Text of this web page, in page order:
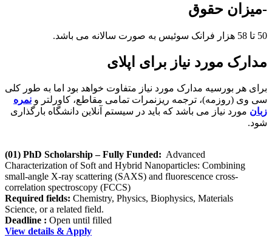
-میزان حقوق
50 تا 58 هزار فرانک سوئیس به صورت سالانه می باشد.
مدارک مورد نیاز برای اپلای
برای هر بورسیه مدارک مورد نیاز متفاوت خواهد بود اما به طور کلی
سی وی (روزمه)، ترجمه ریزنمرات تمامی مقاطع، کاورلتر و نمره
زبان مورد نیاز می باشد که باید در سیستم آنلاین دانشگاه بارگذاری
شود.
(01) PhD Scholarship – Fully Funded: Advanced
Characterization of Soft and Hybrid Nanoparticles: Combining
small-angle X-ray scattering (SAXS) and fluorescence cross-
correlation spectroscopy (FCCS)
Required fields: Chemistry, Physics, Biophysics, Materials
Science, or a related field.
Deadline : Open until filled
View details & Apply